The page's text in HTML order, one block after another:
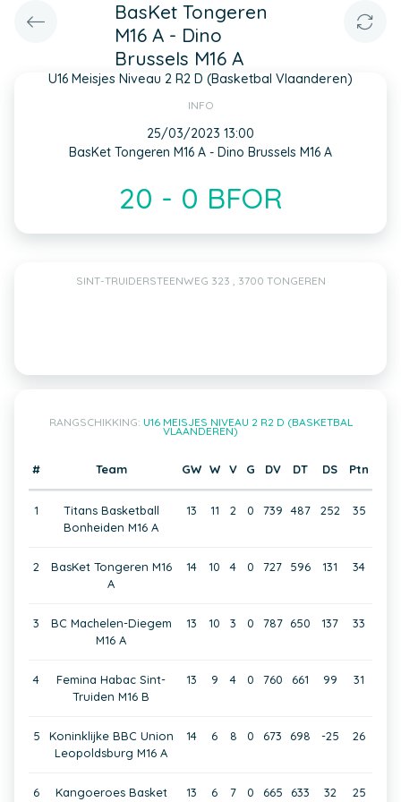
BasKet Tongeren
M16 A - Dino
Brussels M16 A
U16 Meisjes Niveau 2 R2 D (Basketbal Vlaanderen)
INFO
25/03/2023 13:00
BasKet Tongeren M16 A - Dino Brussels M16 A
20 - 0 BFOR
SINT-TRUIDERSTEENWEG 323 , 3700 TONGEREN
RANGSCHIKKING: U16 MEISJES NIVEAU 2 R2 D (BASKETBAL
VLAANDEREN)
# Team GW W V G DV DT DS Ptn
1
Titans Basketball
Bonheiden M16 A
13 11 2 0 739 487 252 35
2
BasKet Tongeren M16
A
14 10 4 0 727 596 131 34
3
BC Machelen-Diegem
M16 A
13 10 3 0 787 650 137 33
4
Femina Habac Sint-
Truiden M16 B
13 9 4 0 760 661 99 31
5
Koninklijke BBC Union
Leopoldsburg M16 A
14 6 8 0 673 698 -25 26
6 Kangoeroes Basket 13 6 7 0 665 633 32 25